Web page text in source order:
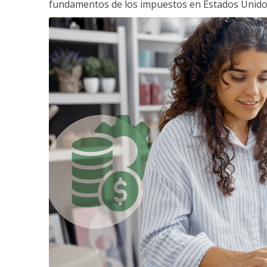
fundamentos de los impuestos en Estados